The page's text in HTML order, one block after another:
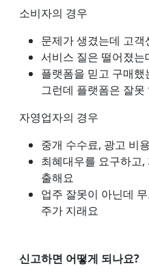
소비자의 경우
문제가 생겼는데 고
서비스 질은 떨어졌
플랫폼을 믿고 구매
그런데 플랫폼은 잘못
자영업자의 경우
중개 수수료, 광고 비
최혜대우를 요구하고
출해요
업주 잘못이 아닌데
주가 지래요
신고하면 어떻게 되나요?